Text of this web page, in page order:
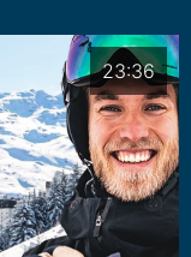
23:36